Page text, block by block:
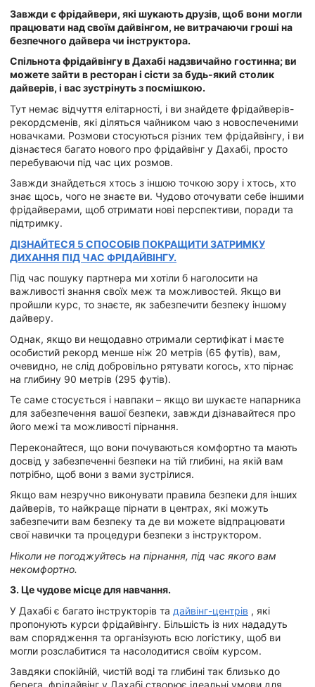
Завжди є фрідайвери, які шукають друзів, щоб вони могли
працювати над своїм дайвінгом, не витрачаючи гроші на
безпечного дайвера чи інструктора.
Спільнота фрідайвінгу в Дахабі надзвичайно гостинна; ви
можете зайти в ресторан і сісти за будь-який столик
дайверів, і вас зустрінуть з посмішкою.
Тут немає відчуття елітарності, і ви знайдете фрідайверів-
рекордсменів, які діляться чайником чаю з новоспеченими
новачками. Розмови стосуються різних тем фрідайвінгу, і ви
дізнаєтеся багато нового про фрідайвінг у Дахабі, просто
перебуваючи під час цих розмов.
Завжди знайдеться хтось з іншою точкою зору і хтось, хто
знає щось, чого не знаєте ви. Чудово оточувати себе іншими
фрідайверами, щоб отримати нові перспективи, поради та
підтримку.
ДІЗНАЙТЕСЯ 5 СПОСОБІВ ПОКРАЩИТИ ЗАТРИМКУ
ДИХАННЯ ПІД ЧАС ФРІДАЙВІНГУ.
Під час пошуку партнера ми хотіли б наголосити на
важливості знання своїх меж та можливостей. Якщо ви
пройшли курс, то знаєте, як забезпечити безпеку іншому
дайверу.
Однак, якщо ви нещодавно отримали сертифікат і маєте
особистий рекорд менше ніж 20 метрів (65 футів), вам,
очевидно, не слід добровільно рятувати когось, хто пірнає
на глибину 90 метрів (295 футів).
Те саме стосується і навпаки – якщо ви шукаєте напарника
для забезпечення вашої безпеки, завжди дізнавайтеся про
його межі та можливості пірнання.
Переконайтеся, що вони почуваються комфортно та мають
досвід у забезпеченні безпеки на тій глибині, на якій вам
потрібно, щоб вони з вами зустрілися.
Якщо вам незручно виконувати правила безпеки для інших
дайверів, то найкраще пірнати в центрах, які можуть
забезпечити вам безпеку та де ви можете відпрацювати
свої навички та процедури безпеки з інструктором.
Ніколи не погоджуйтесь на пірнання, під час якого вам
некомфортно.
3. Це чудове місце для навчання.
У Дахабі є багато інструкторів та дайвінг-центрів , які
пропонують курси фрідайвінгу. Більшість із них нададуть
вам спорядження та організують всю логістику, щоб ви
могли розслабитися та насолодитися своїм курсом.
Завдяки спокійній, чистій воді та глибині так близько до